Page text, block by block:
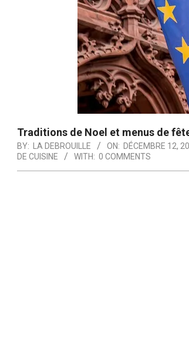
Traditions de Noel et menus de
BY: LA DEBROUILLE ON: DÉCEMBRE 12,
DE CUISINE
WITH: 0 COMMENTS